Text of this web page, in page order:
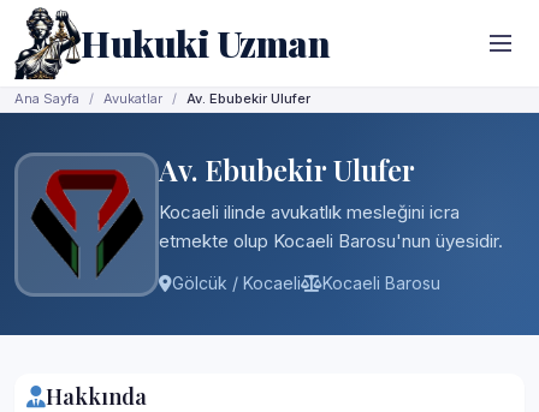
Hukuki Uzman
Ana Sayfa Avukatlar Av. Ebubekir Ulufer
Av. Ebubekir Ulufer
Kocaeli ilinde avukatlık mesleğini icra
etmekte olup Kocaeli Barosu'nun üyesidir.
Gölcük / Kocaeli Kocaeli Barosu
Hakkında